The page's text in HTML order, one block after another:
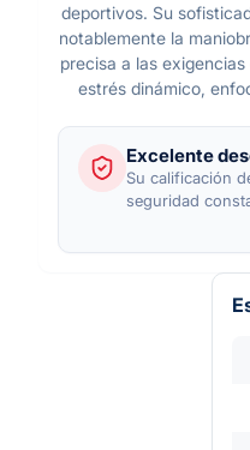
deportivos. Su
notablemente la
precisa a las
estrés dinámico,
Excelente
Su calificación
seguridad